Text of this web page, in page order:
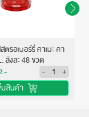
ตรอเบอร์รี่ คาเมะ คา
ลังละ 48 ขวด
-
+
สินค้า